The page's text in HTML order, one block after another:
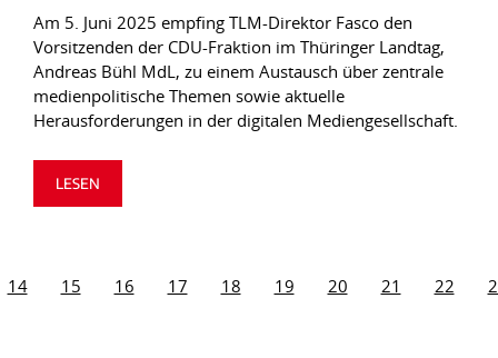
Am 5. Juni 2025 empfing TLM-Direktor Fasco den
Vorsitzenden der CDU-Fraktion im Thüringer Landtag,
Andreas Bühl MdL, zu einem Austausch über zentrale
medienpolitische Themen sowie aktuelle
Herausforderungen in der digitalen Mediengesellschaft.
LESEN
14 15 16 17 18 19 20 21 22